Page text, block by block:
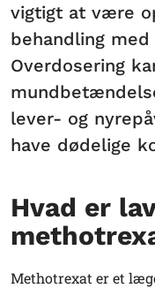
vigtigt at være
behandling
Overdosering
lever- og
have dødelige
Hvad er
Methotrexat er et